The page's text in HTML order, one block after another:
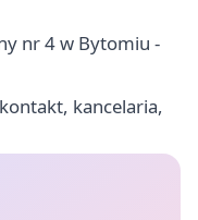
nr 4 w Bytomiu -
kancelaria,